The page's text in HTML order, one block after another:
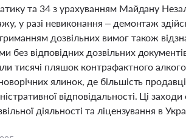
та 34 з урахуванням Майдану
у разі невиконання – демонтаж
дозвільних вимог також
без відповідних дозвільних
тисячі пляшок контрафактного
ялинок, де більшість
відповідальності. Ці
діяльності та ліцензування в